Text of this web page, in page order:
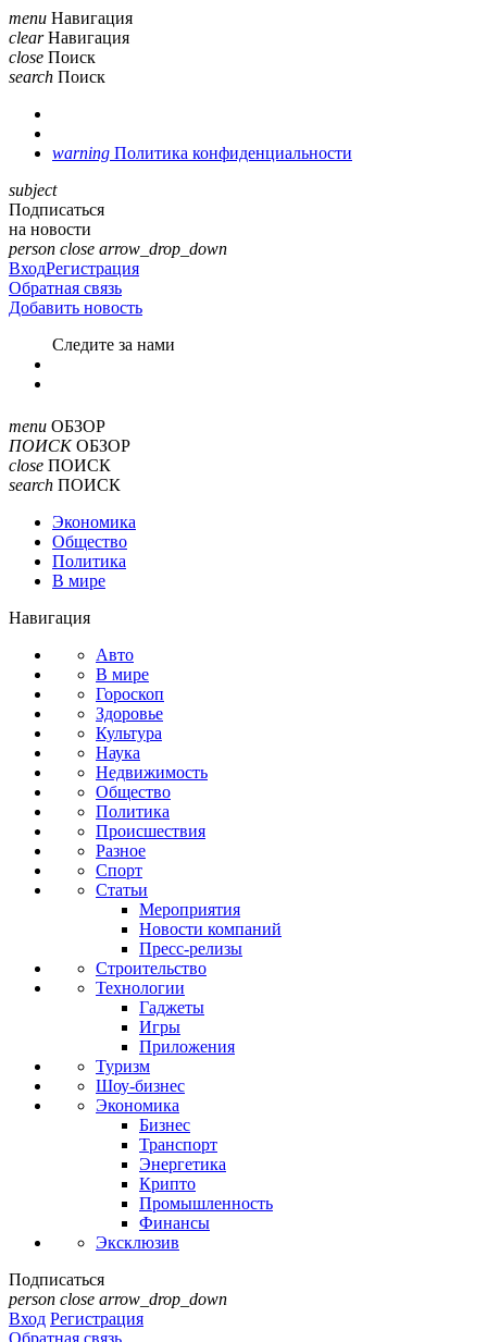
menu Навигация
clear Навигация
close Поиск
search Поиск
warning Политика конфиденциальности
subject
Подписаться
на новости
person close arrow_drop_down
ВходРегистрация
Обратная связь
Добавить новость
Cледите за нами
menu ОБЗОР
ПОИСК ОБЗОР
close ПОИСК
search ПОИСК
Экономика
Общество
Политика
В мире
Навигация
Авто
В мире
Гороскоп
Здоровье
Культура
Наука
Недвижимость
Общество
Политика
Происшествия
Разное
Спорт
Статьи
Мероприятия
Новости компаний
Пресс-релизы
Строительство
Технологии
Гаджеты
Игры
Приложения
Туризм
Шоу-бизнес
Экономика
Бизнес
Транспорт
Энергетика
Крипто
Промышленность
Финансы
Эксклюзив
Подписаться
person close arrow_drop_down
Вход Регистрация